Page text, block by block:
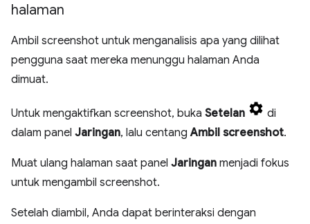
halaman
Ambil screenshot untuk menganalisis apa yang dilihat
pengguna saat mereka menunggu halaman Anda
dimuat.
Untuk mengaktifkan screenshot, buka Setelan
di
dalam panel Jaringan, lalu centangAmbil screenshot.
Muat ulang halaman saat panel Jaringan menjadi fokus
untuk mengambil screenshot.
Setelah diambil, Anda dapat berinteraksi dengan